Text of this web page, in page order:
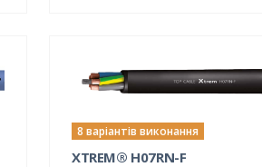
8 варіантів виконання
XTREM® H07RN-F